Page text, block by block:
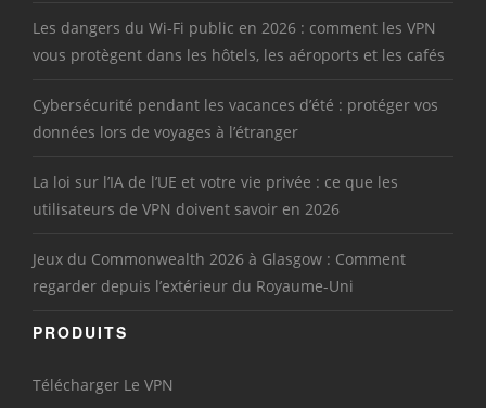
Les dangers du Wi-Fi public en 2026 : comment les VPN
vous protègent dans les hôtels, les aéroports et les cafés
Cybersécurité pendant les vacances d’été : protéger vos
données lors de voyages à l’étranger
La loi sur l’IA de l’UE et votre vie privée : ce que les
utilisateurs de VPN doivent savoir en 2026
Jeux du Commonwealth 2026 à Glasgow : Comment
regarder depuis l’extérieur du Royaume-Uni
PRODUITS
Télécharger Le VPN